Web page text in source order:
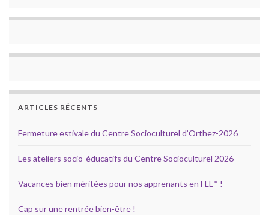
ARTICLES RÉCENTS
Fermeture estivale du Centre Socioculturel d’Orthez-2026
Les ateliers socio-éducatifs du Centre Socioculturel 2026
Vacances bien méritées pour nos apprenants en FLE* !
Cap sur une rentrée bien-être !